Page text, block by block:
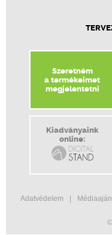
Szeretném
a termékeimet
megjelentetni
Kiadványaink
online:
Adatvédelem